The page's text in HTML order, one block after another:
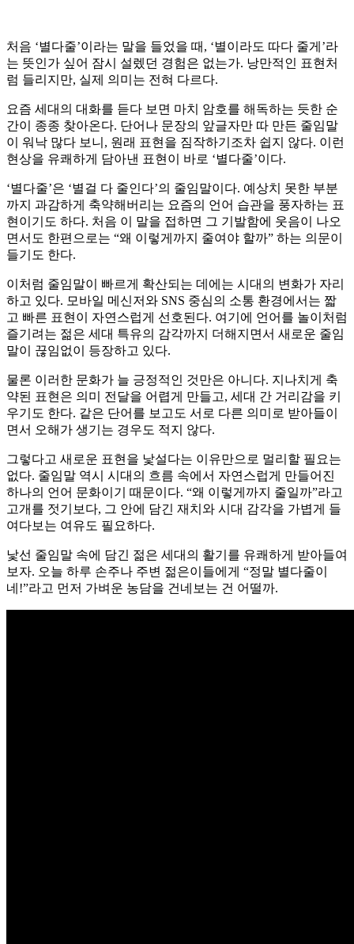
처음 ‘별다줄’이라는 말을 들었을 때, ‘별이라도 따다 줄게’라
는 뜻인가 싶어 잠시 설렜던 경험은 없는가. 낭만적인 표현처
럼 들리지만, 실제 의미는 전혀 다르다.
요즘 세대의 대화를 듣다 보면 마치 암호를 해독하는 듯한 순
간이 종종 찾아온다. 단어나 문장의 앞글자만 따 만든 줄임말
이 워낙 많다 보니, 원래 표현을 짐작하기조차 쉽지 않다. 이런
현상을 유쾌하게 담아낸 표현이 바로 ‘별다줄’이다.
‘별다줄’은 ‘별걸 다 줄인다’의 줄임말이다. 예상치 못한 부분
까지 과감하게 축약해버리는 요즘의 언어 습관을 풍자하는 표
현이기도 하다. 처음 이 말을 접하면 그 기발함에 웃음이 나오
면서도 한편으로는 “왜 이렇게까지 줄여야 할까” 하는 의문이
들기도 한다.
이처럼 줄임말이 빠르게 확산되는 데에는 시대의 변화가 자리
하고 있다. 모바일 메신저와 SNS 중심의 소통 환경에서는 짧
고 빠른 표현이 자연스럽게 선호된다. 여기에 언어를 놀이처럼
즐기려는 젊은 세대 특유의 감각까지 더해지면서 새로운 줄임
말이 끊임없이 등장하고 있다.
물론 이러한 문화가 늘 긍정적인 것만은 아니다. 지나치게 축
약된 표현은 의미 전달을 어렵게 만들고, 세대 간 거리감을 키
우기도 한다. 같은 단어를 보고도 서로 다른 의미로 받아들이
면서 오해가 생기는 경우도 적지 않다.
그렇다고 새로운 표현을 낯설다는 이유만으로 멀리할 필요는
없다. 줄임말 역시 시대의 흐름 속에서 자연스럽게 만들어진
하나의 언어 문화이기 때문이다. “왜 이렇게까지 줄일까”라고
고개를 젓기보다, 그 안에 담긴 재치와 시대 감각을 가볍게 들
여다보는 여유도 필요하다.
낯선 줄임말 속에 담긴 젊은 세대의 활기를 유쾌하게 받아들여
보자. 오늘 하루 손주나 주변 젊은이들에게 “정말 별다줄이
네!”라고 먼저 가벼운 농담을 건네보는 건 어떨까.